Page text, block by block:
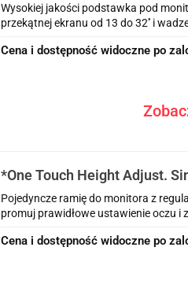
Wysokiej jakości podstawka pod
przekątnej ekranu od 13 do 32'' i
Cena i dostępność widoczne po
*One Touch Height Adjust.
Pojedyncze ramię do monitora z
promuj prawidłowe ustawienie oczu i
Cena i dostępność widoczne po